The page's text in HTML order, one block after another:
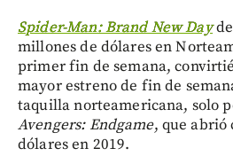
Spider-Man: Brand New Day
millones de dólares en
primer fin de semana,
mayor estreno de fin de
taquilla norteamericana, solo
Avengers: Endgame, que abrió
dólares en 2019.